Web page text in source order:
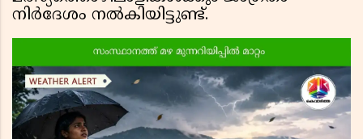
നിർദേശം നൽകിയിട്ടുണ്ട്.